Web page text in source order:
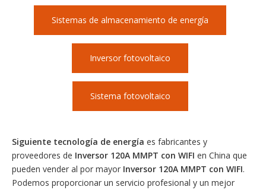
Sistemas de almacenamiento de energía
Inversor fotovoltaico
Sistema fotovoltaico
Siguiente tecnología de energía es fabricantes y
proveedores de Inversor 120A MMPT con WIFI en China que
pueden vender al por mayor Inversor 120A MMPT con WIFI.
Podemos proporcionar un servicio profesional y un mejor